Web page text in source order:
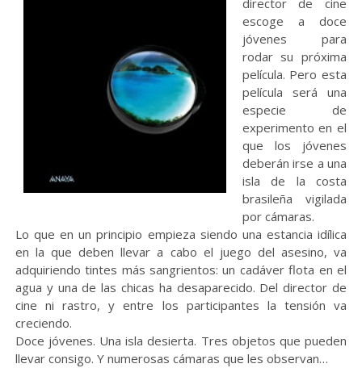
director de cine
escoge a doce
jóvenes para
rodar su próxima
película. Pero esta
película será una
especie de
experimento en el
que los jóvenes
deberán irse a una
isla de la costa
brasileña vigilada
por cámaras.
Lo que en un principio empieza siendo una estancia idílica
en la que deben llevar a cabo el juego del asesino, va
adquiriendo tintes más sangrientos: un cadáver flota en el
agua y una de las chicas ha desaparecido. Del director de
cine ni rastro, y entre los participantes la tensión va
creciendo.
Doce jóvenes. Una isla desierta. Tres objetos que pueden
llevar consigo. Y numerosas cámaras que les observan…